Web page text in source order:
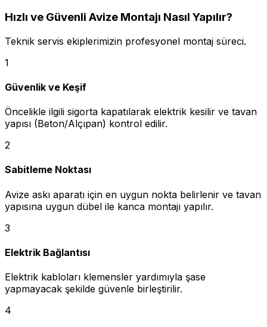
Hızlı ve Güvenli Avize Montajı Nasıl Yapılır?
Teknik servis ekiplerimizin profesyonel montaj süreci.
1
Güvenlik ve Keşif
Öncelikle ilgili sigorta kapatılarak elektrik kesilir ve tavan
yapısı (Beton/Alçıpan) kontrol edilir.
2
Sabitleme Noktası
Avize askı aparatı için en uygun nokta belirlenir ve tavan
yapısına uygun dübel ile kanca montajı yapılır.
3
Elektrik Bağlantısı
Elektrik kabloları klemensler yardımıyla şase
yapmayacak şekilde güvenle birleştirilir.
4